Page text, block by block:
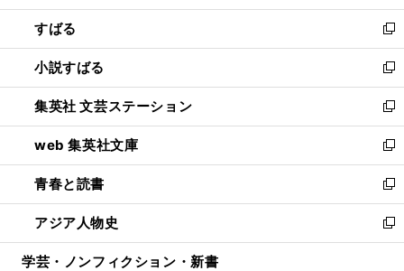
開
く
ウ
で
開
く
ン
ド
ウ
で
開
く
すばる
新
し
い
ウ
ィ
ン
ド
ウ
で
開
く
小説すばる
新
し
い
ウ
ィ
ン
ド
ウ
で
開
集英社 文芸ステーション
新
し
い
ウ
ィ
ン
ド
ウ
web 集英社文庫
新
し
い
ウ
ィ
ン
青春と読書
新
し
い
ウ
アジア人物史
新
し
学芸・ノンフィクション・新書